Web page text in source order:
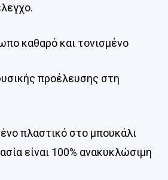
καθαρό και τονισμένο
προέλευσης στη
πλαστικό στο μπουκάλι
είναι 100% ανακυκλώσιμη